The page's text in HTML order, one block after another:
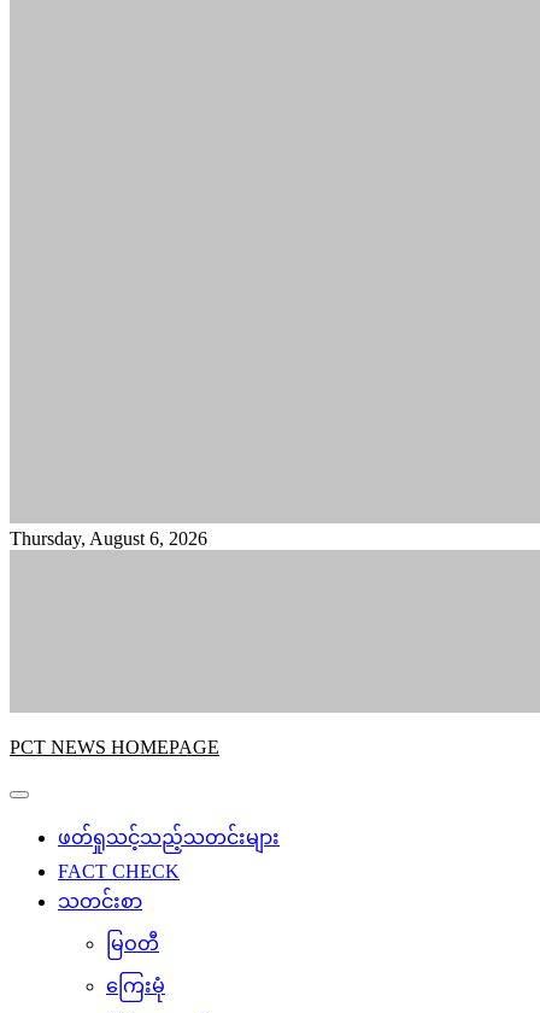
Thursday, August 6, 2026
PCT NEWS HOMEPAGE
ဖတ်ရှုသင့်သည့်သတင်းများ
FACT CHECK
သတင်းစာ
မြဝတီ
ကြေးမုံ